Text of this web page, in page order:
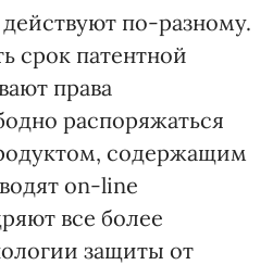
по-разному.
срок патентной
права
распоряжаться
содержащим
on-line
все более
защиты от